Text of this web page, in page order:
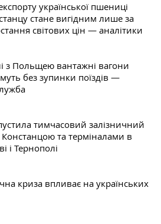
української пшениці
стане вигідним лише за
світових цін — аналітики
з Польщею вантажні вагони
без зупинки поїздів —
тимчасовий залізничний
Констанцою та терміналами в
і Тернополі
криза впливає на українських